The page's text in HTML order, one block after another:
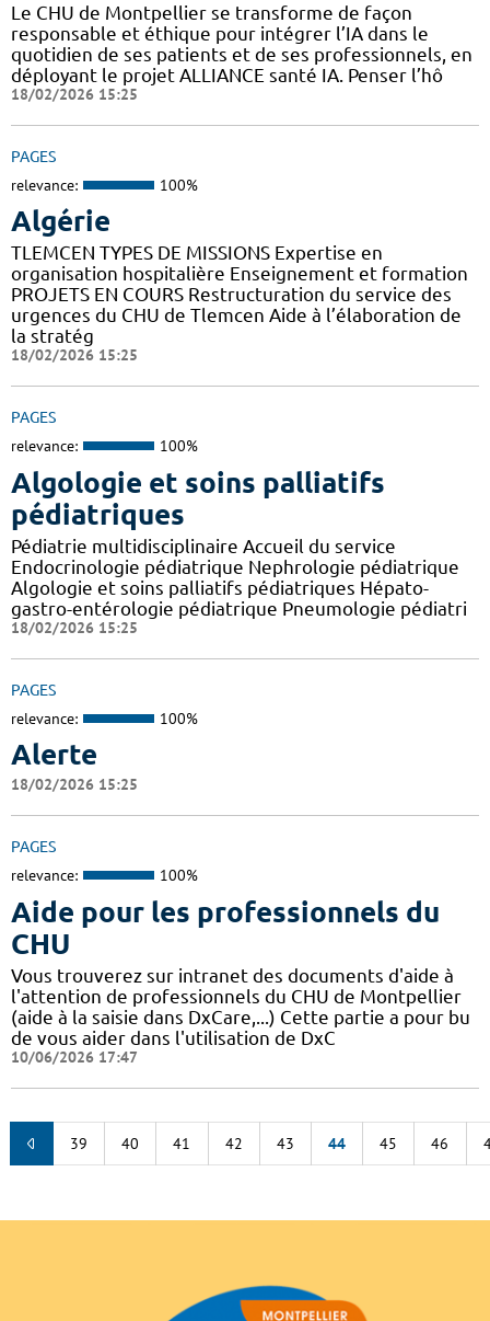
Le CHU de Montpellier se transforme de façon
responsable et éthique pour intégrer l’IA dans le
quotidien de ses patients et de ses professionnels, en
déployant le projet ALLIANCE santé IA. Penser l’hô
18/02/2026 15:25
PAGES
relevance: 100%
Algérie
TLEMCEN TYPES DE MISSIONS Expertise en
organisation hospitalière Enseignement et formation
PROJETS EN COURS Restructuration du service des
urgences du CHU de Tlemcen Aide à l’élaboration de
la stratég
18/02/2026 15:25
PAGES
relevance: 100%
Algologie et soins palliatifs
pédiatriques
Pédiatrie multidisciplinaire Accueil du service
Endocrinologie pédiatrique Nephrologie pédiatrique
Algologie et soins palliatifs pédiatriques Hépato-
gastro-entérologie pédiatrique Pneumologie pédiatri
18/02/2026 15:25
PAGES
relevance: 100%
Alerte
18/02/2026 15:25
PAGES
relevance: 100%
Aide pour les professionnels du
CHU
Vous trouverez sur intranet des documents d'aide à
l'attention de professionnels du CHU de Montpellier
(aide à la saisie dans DxCare,...) Cette partie a pour bu
de vous aider dans l'utilisation de DxC
10/06/2026 17:47
39 40 41 42 43 44 45 46